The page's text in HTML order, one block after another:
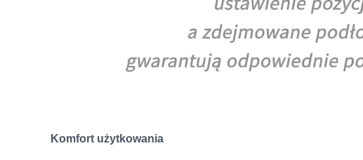
Komfort użytkowania